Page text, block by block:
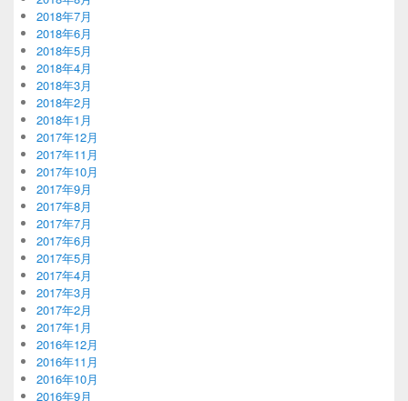
2018年7月
2018年6月
2018年5月
2018年4月
2018年3月
2018年2月
2018年1月
2017年12月
2017年11月
2017年10月
2017年9月
2017年8月
2017年7月
2017年6月
2017年5月
2017年4月
2017年3月
2017年2月
2017年1月
2016年12月
2016年11月
2016年10月
2016年9月